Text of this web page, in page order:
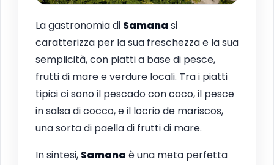
La gastronomia di Samana si
caratterizza per la sua freschezza e la sua
semplicità, con piatti a base di pesce,
frutti di mare e verdure locali. Tra i piatti
tipici ci sono il pescado con coco, il pesce
in salsa di cocco, e il locrio de mariscos,
una sorta di paella di frutti di mare.
In sintesi, Samana è una meta perfetta